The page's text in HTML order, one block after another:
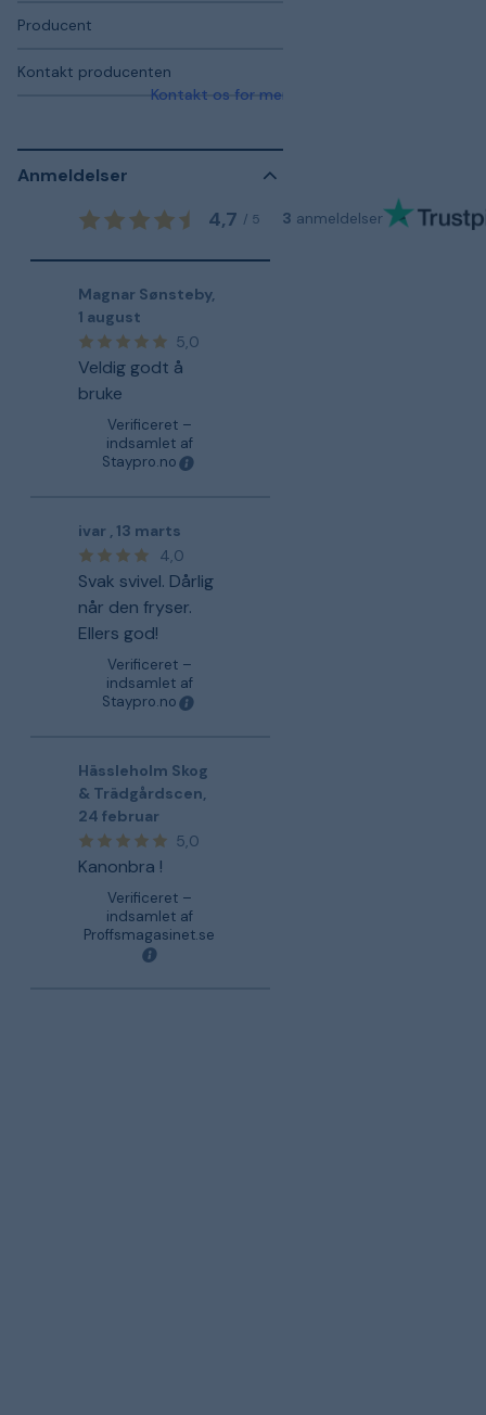
Producent
Kontakt producenten
Kontakt os for mere information
Anmeldelser
4,7 / 5 3 anmeldelser
Magnar Sønsteby,
1 august
5,0
Veldig godt å
bruke
Verificeret –
indsamlet af
Staypro.no
ivar
13 marts
4,0
Svak svivel. Dårlig
når den fryser.
Ellers god!
Verificeret –
indsamlet af
Staypro.no
Hässleholm Skog
& Trädgårdscen
24 februar
5,0
Kanonbra !
Verificeret –
indsamlet af
Proffsmagasinet.se